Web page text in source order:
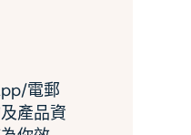
電郵
產品資